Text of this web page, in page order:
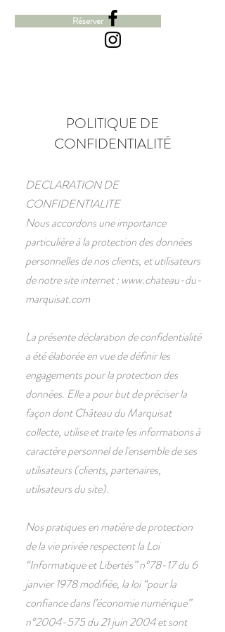
Réserver
POLITIQUE DE
CONFIDENTIALITÉ
DECLARATION DE
CONFIDENTIALITE
Nous accordons une importance
particulière à la protection des données
personnelles de nos clients, et utilisateurs
de notre site internet : www.chateau-du-
marquisat.com
La présente déclaration de confidentialité
a été élaborée en vue de définir les
engagements pour la protection des
données. Elle a pour but de préciser la
façon dont Château du Marquisat
collecte, utilise et traite les informations à
caractère personnel de l'ensemble de ses
utilisateurs (clients, partenaires,
utilisateurs du site).
Nos pratiques en matière de protection
de la vie privée respectent la Loi
“Informatique et Libertés” n°78-17 du 6
janvier 1978 modifiée, la loi “pour la
confiance dans l’économie numérique”
n°2004-575 du 21 juin 2004 et sont